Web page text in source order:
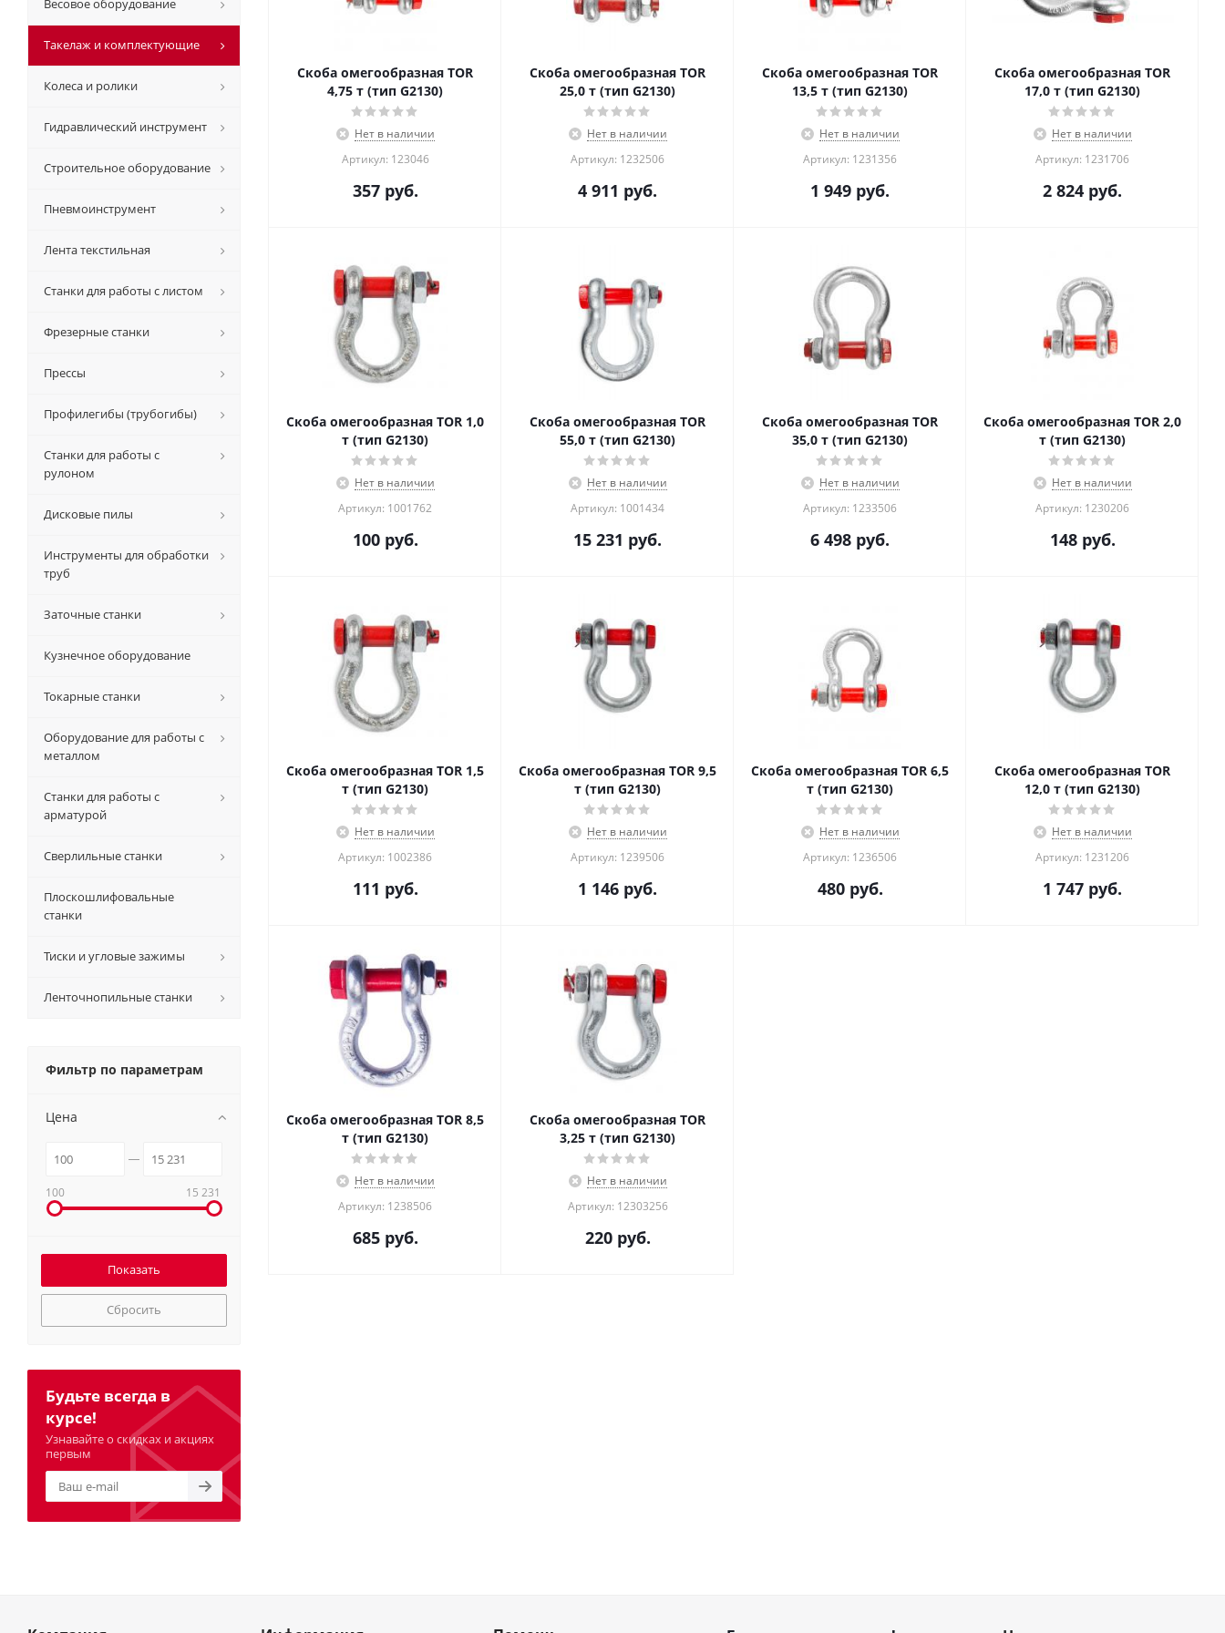
Скоба омегообразная TOR
4,75 т (тип G2130)
Нет в наличии
Артикул: 123046
357руб.
Скоба омегообразная TOR
25,0 т (тип G2130)
Нет в наличии
Артикул: 1232506
4 911 руб.
Скоба омегообразная TOR
13,5 т (тип G2130)
Нет в наличии
Артикул: 1231356
1 949 руб.
Скоба омегообразная TOR
17,0 т (тип G2130)
Нет в наличии
Артикул: 1231706
2 824 руб.
Скоба омегообразная TOR 1,0
т (тип G2130)
Нет в наличии
Артикул: 1001762
100руб.
Скоба омегообразная TOR
55,0 т (тип G2130)
Нет в наличии
Артикул: 1001434
15 231 руб.
Скоба омегообразная TOR
35,0 т (тип G2130)
Нет в наличии
Артикул: 1233506
6 498 руб.
Скоба омегообразная TOR 2,0
т (тип G2130)
Нет в наличии
Артикул: 1230206
148руб.
Скоба омегообразная TOR 1,5
т (тип G2130)
Нет в наличии
Артикул: 1002386
111 руб.
Скоба омегообразная TOR 9,5
т (тип G2130)
Нет в наличии
Артикул: 1239506
1 146 руб.
Скоба омегообразная TOR 6,5
т (тип G2130)
Нет в наличии
Артикул: 1236506
480руб.
Скоба омегообразная TOR
12,0 т (тип G2130)
Нет в наличии
Артикул: 1231206
1 747 руб.
Скоба омегообразная TOR 8,5
т (тип G2130)
Нет в наличии
Артикул: 1238506
685руб.
Скоба омегообразная TOR
3,25 т (тип G2130)
Нет в наличии
Артикул: 12303256
220руб.
Весовое оборудование
Такелаж и комплектующие
Колеса и ролики
Гидравлический инструмент
Строительное оборудование
Пневмоинструмент
Лента текстильная
Станки для работы с листом
Фрезерные станки
Прессы
Профилегибы (трубогибы)
Станки для работы с
рулоном
Дисковые пилы
Инструменты для обработки
труб
Заточные станки
Кузнечное оборудование
Токарные станки
Оборудование для работы с
металлом
Станки для работы с
арматурой
Сверлильные станки
Плоскошлифовальные
станки
Тиски и угловые зажимы
Ленточнопильные станки
Фильтр по параметрам
Цена
100 15 231
Сбросить
Будьте всегда в
курсе!
Узнавайте о скидках и акциях
первым